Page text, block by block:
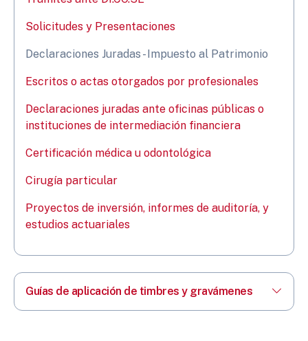
Solicitudes y Presentaciones
Declaraciones Juradas - Impuesto al Patrimonio
Escritos o actas otorgados por profesionales
Declaraciones juradas ante oficinas públicas o
instituciones de intermediación financiera
Certificación médica u odontológica
Cirugía particular
Proyectos de inversión, informes de auditoría, y
estudios actuariales
Guías de aplicación de timbres y gravámenes